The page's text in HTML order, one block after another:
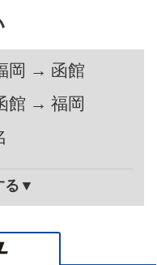
岡 → 函館
館 → 福岡
る▼